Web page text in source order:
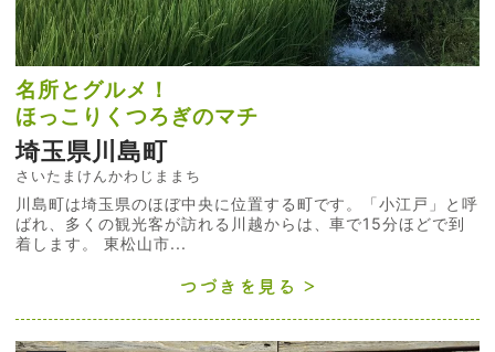
名所とグルメ！
ほっこりくつろぎのマチ
埼玉県川島町
さいたまけんかわじままち
川島町は埼玉県のほぼ中央に位置する町です。「小江戸」と呼
ばれ、多くの観光客が訪れる川越からは、車で15分ほどで到
着します。 東松山市...
つづきを見る